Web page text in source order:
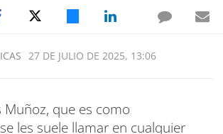
27 DE JULIO DE 2025, 13:06
Muñoz, que es como
les suele llamar en cualquier